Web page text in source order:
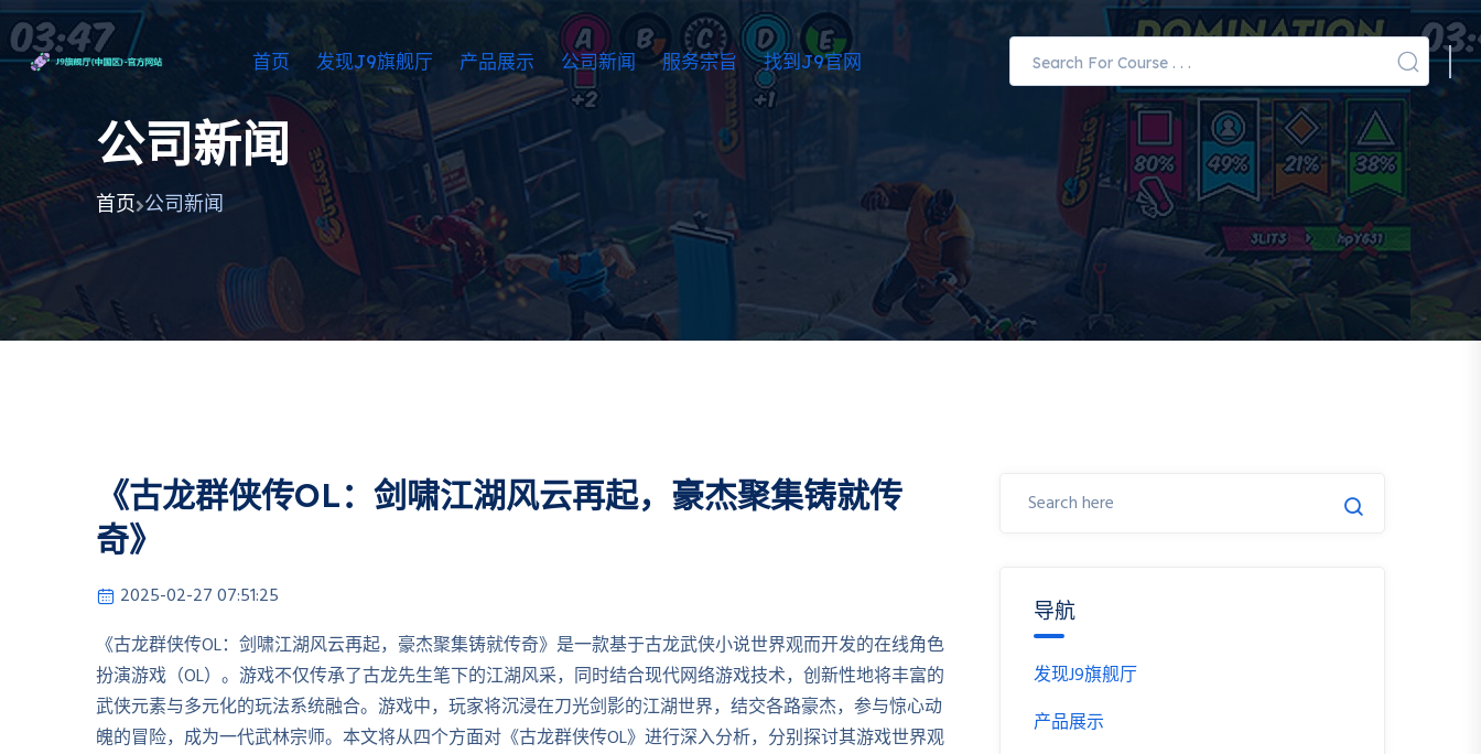
首页 发现J9旗舰厅 产品展示 公司新闻 服务宗旨 找到J9官网
公司新闻
首页 公司新闻
《古龙群侠传OL：剑啸江湖风云再起，豪杰聚集铸就传
奇》
2025-02-27 07:51:25
《古龙群侠传OL：剑啸江湖风云再起，豪杰聚集铸就传奇》是一款基于古龙武侠小说世界观而开发的在线角色
扮演游戏（OL）。游戏不仅传承了古龙先生笔下的江湖风采，同时结合现代网络游戏技术，创新性地将丰富的
武侠元素与多元化的玩法系统融合。游戏中，玩家将沉浸在刀光剑影的江湖世界，结交各路豪杰，参与惊心动
魄的冒险，成为一代武林宗师。本文将从四个方面对《古龙群侠传OL》进行深入分析，分别探讨其游戏世界观
导航
发现J9旗舰厅
产品展示